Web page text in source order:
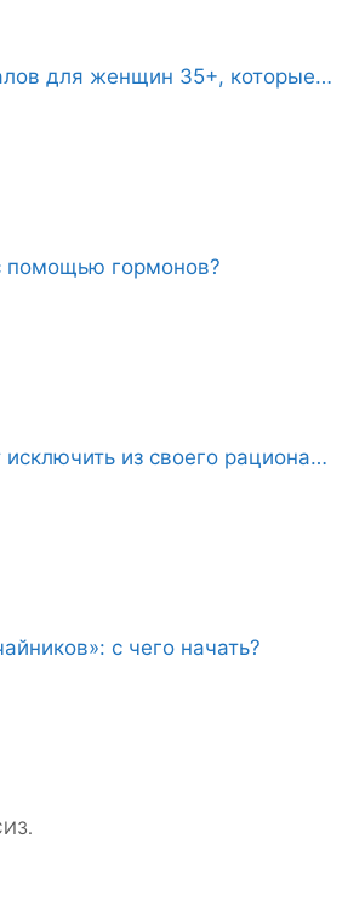
для женщин 35+, которые…
помощью гормонов?
из своего рациона…
с чего начать?